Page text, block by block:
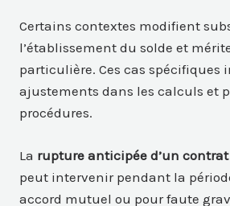
Certains contextes modifient
l’établissement du solde et
particulière. Ces cas spécifiques
ajustements dans les calculs et
procédures.
La rupture anticipée d’un
peut intervenir pendant la
accord mutuel ou pour faute